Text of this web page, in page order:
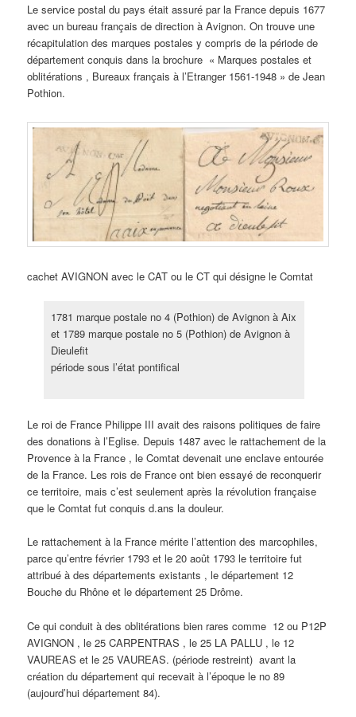
Le service postal du pays était assuré par la France depuis 1677
avec un bureau français de direction à Avignon. On trouve une
récapitulation des marques postales y compris de la période de
département conquis dans la brochure « Marques postales et
oblitérations , Bureaux français à l’Etranger 1561-1948 » de Jean
Pothion.
cachet AVIGNON avec le CAT ou le CT qui désigne le Comtat
1781 marque postale no 4 (Pothion) de Avignon à Aix
et 1789 marque postale no 5 (Pothion) de Avignon à
Dieulefit
période sous l’état pontifical
Le roi de France Philippe III avait des raisons politiques de faire
des donations à l’Eglise. Depuis 1487 avec le rattachement de la
Provence à la France , le Comtat devenait une enclave entourée
de la France. Les rois de France ont bien essayé de reconquerir
ce territoire, mais c’est seulement après la révolution française
que le Comtat fut conquis d.ans la douleur.
Le rattachement à la France mérite l’attention des marcophiles,
parce qu’entre février 1793 et le 20 août 1793 le territoire fut
attribué à des départements existants , le département 12
Bouche du Rhône et le département 25 Drôme.
Ce qui conduit à des oblitérations bien rares comme 12 ou P12P
AVIGNON , le 25 CARPENTRAS , le 25 LA PALLU , le 12
VAUREAS et le 25 VAUREAS. (période restreint) avant la
création du département qui recevait à l’époque le no 89
(aujourd’hui département 84).